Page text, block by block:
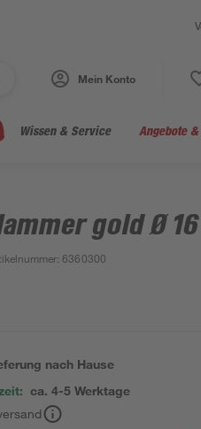
Mein Konto
Wissen & Service Angebote
gold Ø
:6360300
nach Hause
ca. 4-5 Werktage